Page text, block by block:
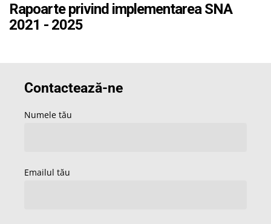
Rapoarte privind implementarea SNA
2021 - 2025